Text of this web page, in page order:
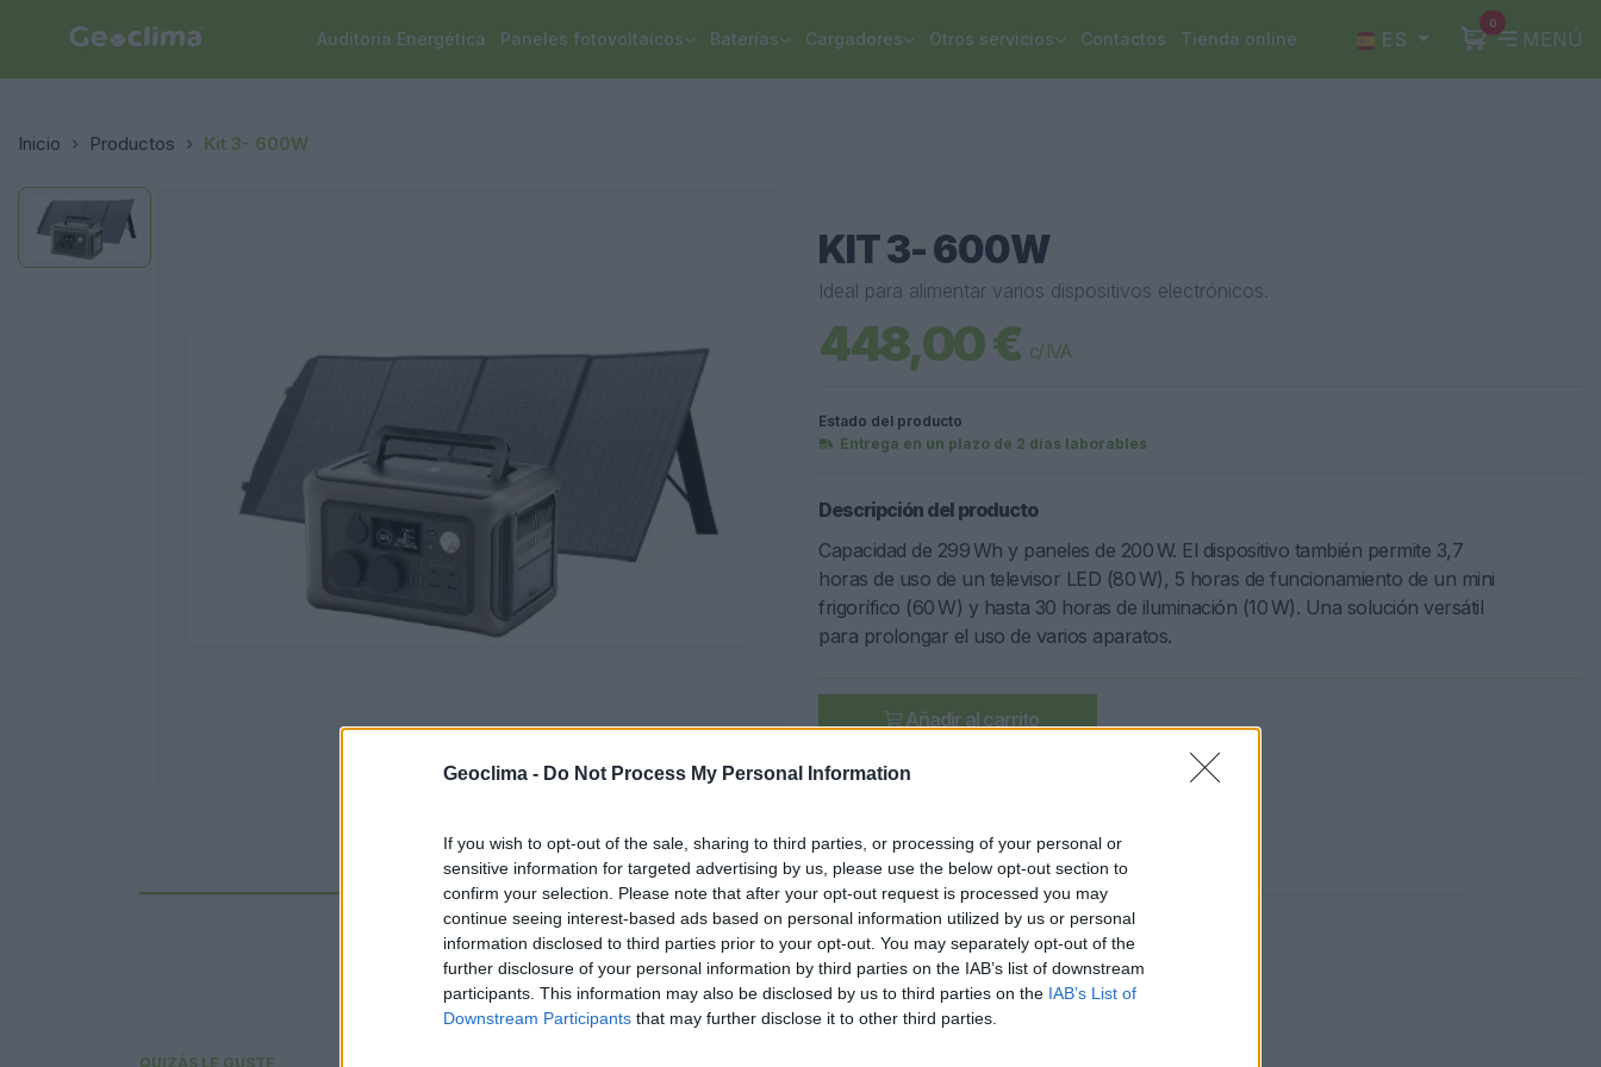
Geoclima - Do Not Process My Personal Information
If you wish to opt-out of the sale, sharing to third parties, or processing of your personal or
sensitive information for targeted advertising by us, please use the below opt-out section to
confirm your selection. Please note that after your opt-out request is processed you may
continue seeing interest-based ads based on personal information utilized by us or personal
information disclosed to third parties prior to your opt-out. You may separately opt-out of the
further disclosure of your personal information by third parties on the IAB’s list of downstream
participants. This information may also be disclosed by us to third parties on the IAB’s List of
Downstream Participants that may further disclose it to other third parties.
Auditoría Energética Paneles fotovoltaicos Baterías Cargadores Otros servicios Contactos Tienda online ES
0
MENÚ
Inicio Productos Kit 3- 600W
KIT 3- 600W
Ideal para alimentar varios dispositivos electrónicos.
448,00 € c/ IVA
Estado del producto
Entrega en un plazo de 2 días laborables
Descripción del producto
Capacidad de 299 Wh y paneles de 200 W. El dispositivo también permite 3,7
horas de uso de un televisor LED (80 W), 5 horas de funcionamiento de un mini
frigorífico (60 W) y hasta 30 horas de iluminación (10 W). Una solución versátil
para prolongar el uso de varios aparatos.
Añadir al carrito
Ficha técnica Aplicaciones reales
QUIZÁS LE GUSTE